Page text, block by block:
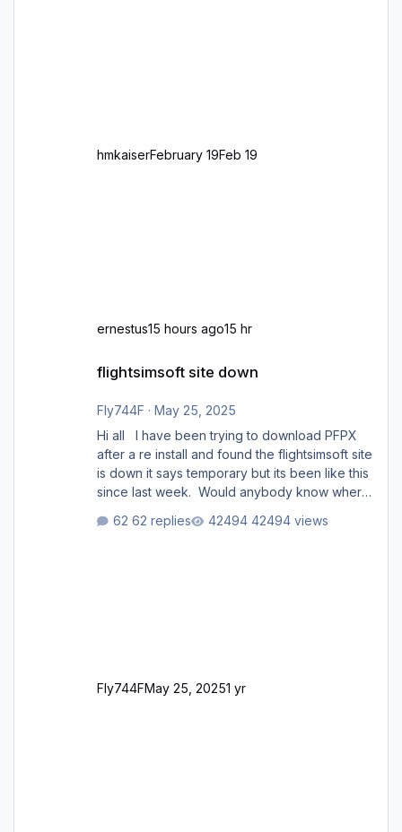
hmkaiserFebruary 19Feb 19
ernestus15 hours ago15 hr
flightsimsoft site down
Fly744F · May 25, 2025
Hi all I have been trying to download PFPX
after a re install and found the flightsimsoft site
is down it says temporary but its been like this
since last week. Would anybody know where
support email for them either. thank you
62 replies 42494 views
Fly744FMay 25, 20251 yr